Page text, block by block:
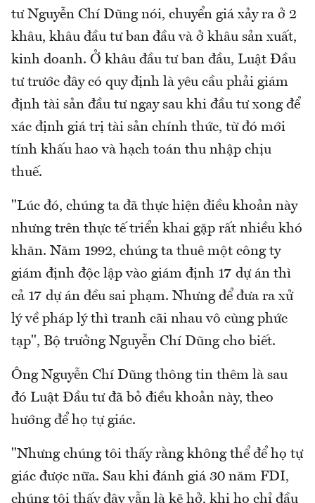
tư Nguyễn Chí Dũng nói, chuyển giá xảy ra ở 2
khâu, khâu đầu tư ban đầu và ở khâu sản xuất,
kinh doanh. Ở khâu đầu tư ban đầu, Luật Đầu
tư trước đây có quy định là yêu cầu phải giám
định tài sản đầu tư ngay sau khi đầu tư xong để
xác định giá trị tài sản chính thức, từ đó mới
tính khấu hao và hạch toán thu nhập chịu
thuế.
"Lúc đó, chúng ta đã thực hiện điều khoản này
nhưng trên thực tế triển khai gặp rất nhiều khó
khăn. Năm 1992, chúng ta thuê một công ty
giám định độc lập vào giám định 17 dự án thì
cả 17 dự án đều sai phạm. Nhưng để đưa ra xử
lý về pháp lý thì tranh cãi nhau vô cùng phức
tạp", Bộ trưởng Nguyễn Chí Dũng cho biết.
Ông Nguyễn Chí Dũng thông tin thêm là sau
đó Luật Đầu tư đã bỏ điều khoản này, theo
hướng để họ tự giác.
"Nhưng chúng tôi thấy rằng không thể để họ tự
giác được nữa. Sau khi đánh giá 30 năm FDI,
chúng tôi thấy đây vẫn là kẽ hở, khi họ chỉ đầu